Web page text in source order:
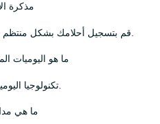
مذكرة
ما هو اليوميات
ما هي